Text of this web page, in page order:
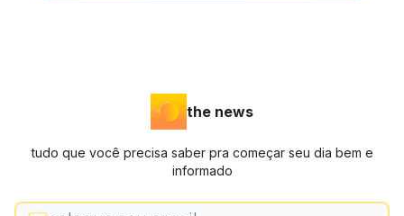
the news
tudo que você precisa saber pra começar seu dia bem e
informado